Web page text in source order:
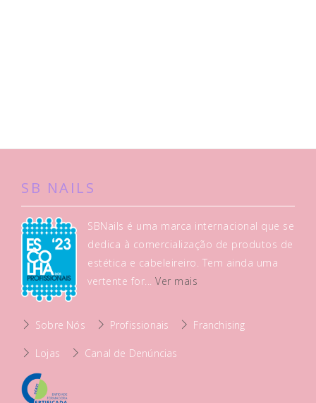
SB NAILS
SBNails é uma marca internacional que se
dedica à comercialização de produtos de
estética e cabeleireiro. Tem ainda uma
vertente for...Ver mais
Sobre Nós Profissionais Franchising
Lojas Canal de Denúncias